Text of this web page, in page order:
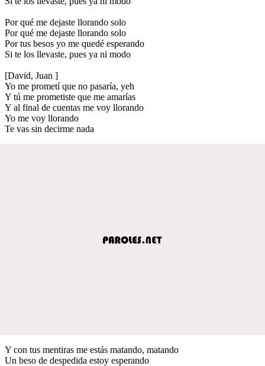
Por qué me dejaste llorando solo
Por qué me dejaste llorando solo
Por tus besos yo me quedé esperando
Si te los llevaste, pues ya ni modo
[David, Juan ]
Yo me prometí que no pasaría, yeh
Y tú me prometiste que me amarías
Y al final de cuentas me voy llorando
Yo me voy llorando
Te vas sin decirme nada
Y con tus mentiras me estás matando, matando
Un beso de despedida estoy esperando